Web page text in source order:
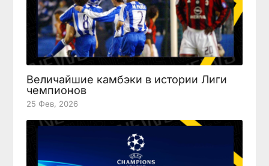
Величайшие камбэки в истории Лиги
чемпионов
25 Фев, 2026